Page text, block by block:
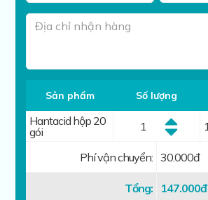
Sản phẩm
Hantacid hộp 20
gói
Số lượng
Phí vận chuyển: 30.000đ
Tổng: 147.000đ